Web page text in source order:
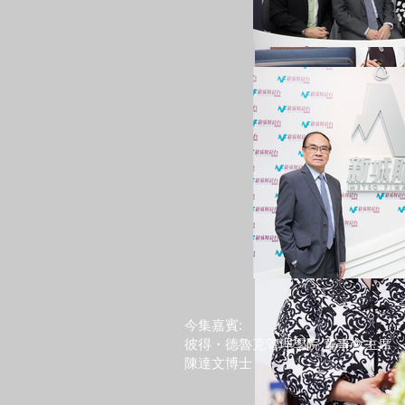
MLA
Dr. Julia Wang
今集嘉賓:
彼得・德魯克管理學院 董事會主席
陳達文博士